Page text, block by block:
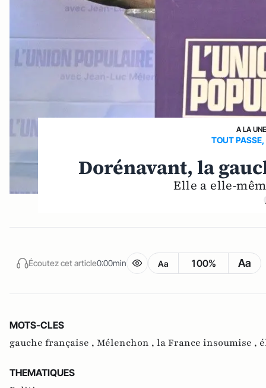
A LA UNE
TOUT
Dorénavant, la
Elle a elle-
Écoutez cet article0:00min Aa 100% Aa
MOTS-CLES
gauche française , Mélenchon , la France insoumise ,
THEMATIQUES